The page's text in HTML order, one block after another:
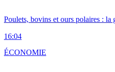
Poulets, bovins et ours polaires : la
16:04
ÉCONOMIE